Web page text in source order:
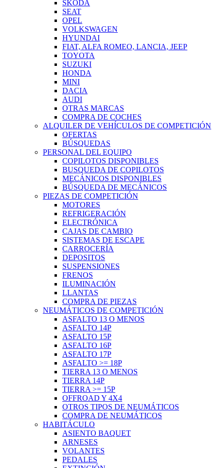
SKODA
SEAT
OPEL
VOLKSWAGEN
HYUNDAI
FIAT, ALFA ROMEO, LANCIA, JEEP
TOYOTA
SUZUKI
HONDA
MINI
DACIA
AUDI
OTRAS MARCAS
COMPRA DE COCHES
ALQUILER DE VEHÍCULOS DE COMPETICIÓN
OFERTAS
BÚSQUEDAS
PERSONAL DEL EQUIPO
COPILOTOS DISPONIBLES
BUSQUEDA DE COPILOTOS
MECÁNICOS DISPONIBLES
BÚSQUEDA DE MECÁNICOS
PIEZAS DE COMPETICIÓN
MOTORES
REFRIGERACIÓN
ELECTRÓNICA
CAJAS DE CAMBIO
SISTEMAS DE ESCAPE
CARROCERÍA
DEPOSITOS
SUSPENSIONES
FRENOS
ILUMINACIÓN
LLANTAS
COMPRA DE PIEZAS
NEUMÁTICOS DE COMPETICIÓN
ASFALTO 13 O MENOS
ASFALTO 14P
ASFALTO 15P
ASFALTO 16P
ASFALTO 17P
ASFALTO >= 18P
TIERRA 13 O MENOS
TIERRA 14P
TIERRA >= 15P
OFFROAD Y 4X4
OTROS TIPOS DE NEUMÁTICOS
COMPRA DE NEUMÁTICOS
HABITÁCULO
ASIENTO BAQUET
ARNESES
VOLANTES
PEDALES